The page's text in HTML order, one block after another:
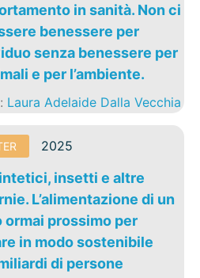
in sanità. Non ci
benessere per
senza benessere per
e per l’ambiente.
Laura Adelaide Dalla Vecchia
2025
insetti e altre
L’alimentazione di un
ormai prossimo per
in modo sostenibile
di persone